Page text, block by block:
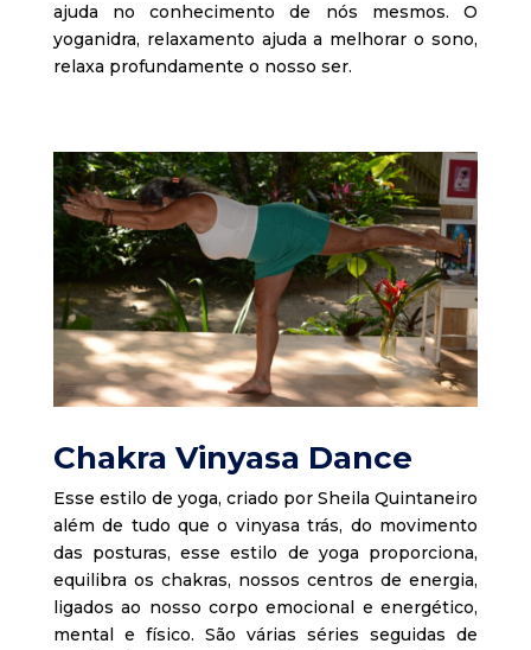
ajuda no conhecimento de nós mesmos. O
yoganidra, relaxamento ajuda a melhorar o sono,
relaxa profundamente o nosso ser.
Chakra Vinyasa Dance
Esse estilo de yoga, criado por Sheila Quintaneiro
além de tudo que o vinyasa trás, do movimento
das posturas, esse estilo de yoga proporciona,
equilibra os chakras, nossos centros de energia,
ligados ao nosso corpo emocional e energético,
mental e físico. São várias séries seguidas de